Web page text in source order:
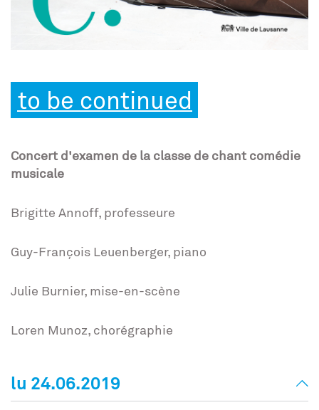
to be continued
Concert d'examen de la classe de chant comédie
musicale
Brigitte Annoff, professeure
Guy-François Leuenberger, piano
Julie Burnier, mise-en-scène
Loren Munoz, chorégraphie
lu 24.06.2019